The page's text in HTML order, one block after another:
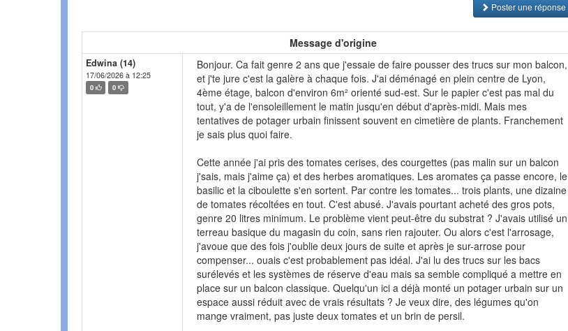
Poster une réponse
Message d'origine
Edwina (14)
17/06/2026 à 12:25
0 0
Bonjour. Ca fait genre 2 ans que j'essaie de faire pousser des trucs sur mon balcon,
et j'te jure c'est la galère à chaque fois. J'ai déménagé en plein centre de Lyon,
4ème étage, balcon d'environ 6m² orienté sud-est. Sur le papier c'est pas mal du
tout, y'a de l'ensoleillement le matin jusqu'en début d'après-midi. Mais mes
tentatives de potager urbain finissent souvent en cimetière de plants. Franchement
je sais plus quoi faire.
Cette année j'ai pris des tomates cerises, des courgettes (pas malin sur un balcon
j'sais, mais j'aime ça) et des herbes aromatiques. Les aromates ça passe encore, le
basilic et la ciboulette s'en sortent. Par contre les tomates... trois plants, une dizaine
de tomates récoltées en tout. C'est abusé. J'avais pourtant acheté des gros pots,
genre 20 litres minimum. Le problème vient peut-être du substrat ? J'avais utilisé un
terreau basique du magasin du coin, sans rien rajouter. Ou alors c'est l'arrosage,
j'avoue que des fois j'oublie deux jours de suite et après je sur-arrose pour
compenser... ouais c'est probablement pas idéal. J'ai lu des trucs sur les bacs
surélevés et les systèmes de réserve d'eau mais sa semble compliqué a mettre en
place sur un balcon classique. Quelqu'un ici a déjà monté un potager urbain sur un
espace aussi réduit avec de vrais résultats ? Je veux dire, des légumes qu'on
mange vraiment, pas juste deux tomates et un brin de persil.